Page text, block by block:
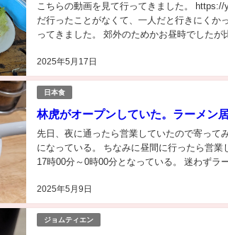
2025年5月17日
こちらの動画を見て行ってきました。
だ行ったことがなくて、一人だと行きにくか
ってきました。 郊外のためかお昼時でしたが
日本食
林虎がオープンしていた。ラーメン
2025年5月9日
先日、夜に通ったら営業していたので寄って
になっている。 ちなみに昼間に行ったら営業
17時00分～0時00分となっている。 迷わずラ
ジョムティエン